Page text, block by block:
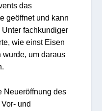
das
geöffnet und kann
fachkundiger
wie einst Eisen
um daraus
Neueröffnung des
und